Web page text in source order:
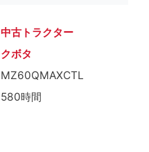
中古トラクター
クボタ
MZ60QMAXCTL
580時間